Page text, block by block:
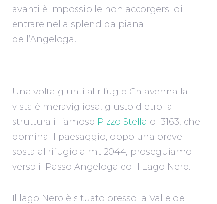
avanti è impossibile non accorgersi di
entrare nella splendida piana
dell’Angeloga.
Una volta giunti al rifugio Chiavenna la
vista è meravigliosa, giusto dietro la
struttura il famoso Pizzo Stella di 3163, che
domina il paesaggio, dopo una breve
sosta al rifugio a mt 2044, proseguiamo
verso il Passo Angeloga ed il Lago Nero.
Il lago Nero è situato presso la Valle del